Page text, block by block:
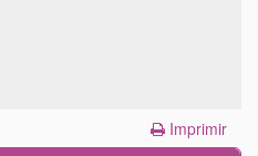
Imprimir